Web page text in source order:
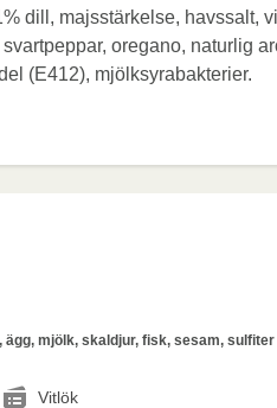
dill, majsstärkelse, havssalt,
oregano, naturlig
(E412), mjölksyrabakterier.
mjölk, skaldjur, fisk, sesam,
Vitlök